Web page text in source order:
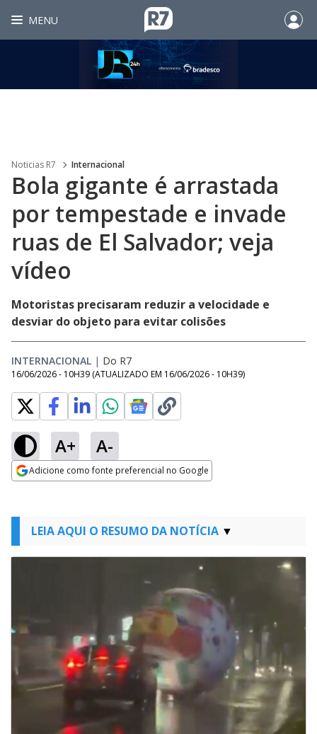
MENU
Noticias R7 Internacional
Bola gigante é arrastada
por tempestade e invade
ruas de El Salvador; veja
vídeo
Motoristas precisaram reduzir a velocidade e
desviar do objeto para evitar colisões
INTERNACIONAL | Do R7
16/06/2026 - 10H39 (ATUALIZADO EM 16/06/2026 - 10H39)
A+ A-
Adicione como fonte preferencial no Google
LEIA AQUI O RESUMO DA NOTÍCIA